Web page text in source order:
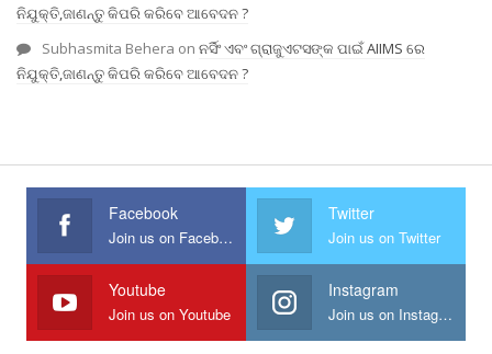
ନିଯୁକ୍ତି,ଜାଣନ୍ତୁ କିପରି କରିବେ ଆବେଦନ ?
Subhasmita Behera on ନର୍ସିଂ ଏବଂ ଗ୍ରାଜୁଏଟସଙ୍କ ପାଇଁ AIIMS ରେ
ନିଯୁକ୍ତି,ଜାଣନ୍ତୁ କିପରି କରିବେ ଆବେଦନ ?
Facebook
Join us on Facebook
Twitter
Join us on Twitter
Youtube
Join us on Youtube
Instagram
Join us on Instagram